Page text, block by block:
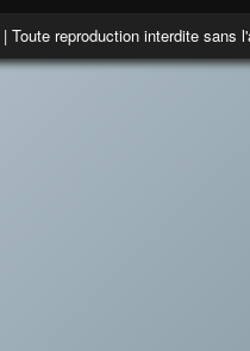
| Toute reproduction interdite sans